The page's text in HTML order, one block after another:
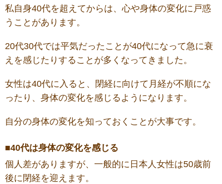
私自身40代を超えてからは、心や身体の変化に戸惑
うことがあります。
20代30代では平気だったことが40代になって急に衰
えを感じたりすることが多くなってきました。
女性は40代に入ると、閉経に向けて月経が不順にな
ったり、身体の変化を感じるようになります。
自分の身体の変化を知っておくことが大事です。
■40代は身体の変化を感じる
個人差がありますが、一般的に日本人女性は50歳前
後に閉経を迎えます。